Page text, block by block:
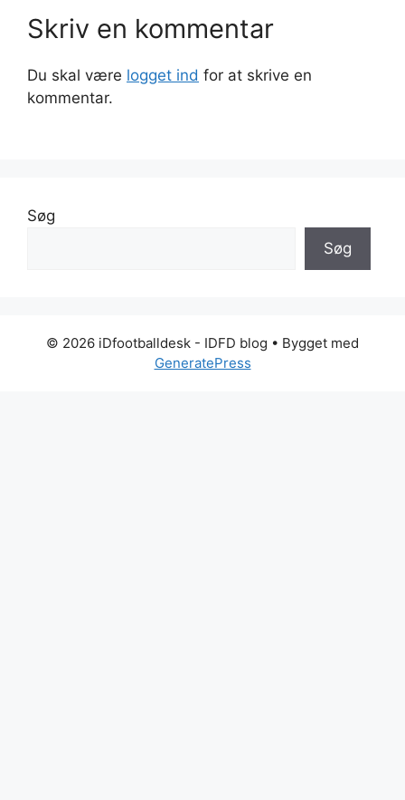
Skriv en kommentar
Du skal være logget ind for at skrive en
kommentar.
Søg
Søg
© 2026 iDfootballdesk - IDFD blog • Bygget med
GeneratePress